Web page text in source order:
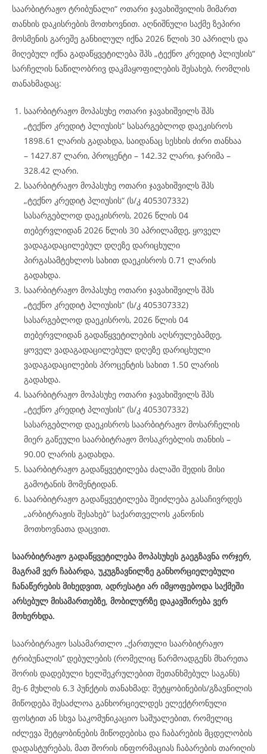
საარბიტრაჟო ტრიბუნალი“ ოთარი ჯავახიშვილის მიმართ
თანხის დაკისრების მოთხოვნით. აღნიშნული საქმე ზეპირი
მოსმენის გარეშე განხილულ იქნა 2026 წლის 30 აპრილს და
მიღებულ იქნა გადაწყვეტილება შპს „ტექნო კრედიტ პლიუსის“
სარჩელის ნაწილობრივ დაკმაყოფილების შესახებ, რომლის
თანახმადაც:
საარბიტრაჟო მოპასუხე ოთარი ჯავახიშვილს შპს
„ტექნო კრედიტ პლიუსის“ სასარგებლოდ დაეკისროს
1898.61 ლარის გადახდა, საიდანაც სესხის ძირი თანხაა
– 1427.87 ლარი, პროცენტი – 142.32 ლარი, ჯარიმა –
328.42 ლარი.
საარბიტრაჟო მოპასუხე ოთარი ჯავახიშვილს შპს
„ტექნო კრედიტ პლიუსის“ (ს/კ 405307332)
სასარგებლოდ დაეკისროს, 2026 წლის 04
თებერვლიდან 2026 წლის 30 აპრილამდე, ყოველ
ვადაგადაცილებულ დღეზე დარიცხული
პირგასამტეხლოს სახით დაეკისროს 0.71 ლარის
გადახდა.
საარბიტრაჟო მოპასუხე ოთარი ჯავახიშვილს შპს
„ტექნო კრედიტ პლიუსის“ (ს/კ 405307332)
სასარგებლოდ დაეკისროს, 2026 წლის 04
თებერვლიდან გადაწყვეტილების აღსრულებამდე,
ყოველ ვადაგადაცილებულ დღეზე დარიცხული
ვადაგადაცილების პროცენტის სახით 1.50 ლარის
გადახდა.
საარბიტრაჟო მოპასუხე ოთარი ჯავახიშვილს შპს
„ტექნო კრედიტ პლიუსის“ (ს/კ 405307332)
სასარგებლოდ დაეკისროს საარბიტრაჟო მოსარჩელის
მიერ გაწეული საარბიტრაჟო მოსაკრებლის თანხის –
90.00 ლარის გადახდა.
საარბიტრაჟო გადაწყვეტილება ძალაში შედის მისი
გამოტანის მომენტიდან.
საარბიტრაჟო გადაწყვეტილება შეიძლება გასაჩივრდეს
„არბიტრაჟის შესახებ“ საქართველოს კანონის
მოთხოვნათა დაცვით.
საარბიტრაჟო გადაწყვეტილება მოპასუხეს გაეგზავნა ორჯერ,
მაგრამ ვერ ჩაბარდა, უკუგზავნილზე განხორციელებული
ჩანაწერების მიხედვით, ადრესატი არ იმყოფებოდა საქმეში
არსებულ მისამართებზე, მობილურზე დაკავშირება ვერ
მოხერხდა.
საარბიტრაჟო სასამართლო ,,ქართული საარბიტრაჟო
ტრიბუნალის’’ დებულების (რომელიც წარმოადგენს მხარეთა
შორის დადებული ხელშეკრულებით შეთანხმებულ საგანს)
მე-6 მუხლის 6.3 პუნქტის თანახმად: შეტყობინების/გზავნილის
მიწოდება შესაძლოა განხორციელდეს ელექტრონული
ფოსტით ან სხვა საკომუნიკაციო საშუალებით, რომელიც
იძლევა შეტყობინების მიწოდებისა და ჩაბარების მცდელობის
დადასტურებას, მათ შორის ინფორმაციას ჩაბარების თარიღის